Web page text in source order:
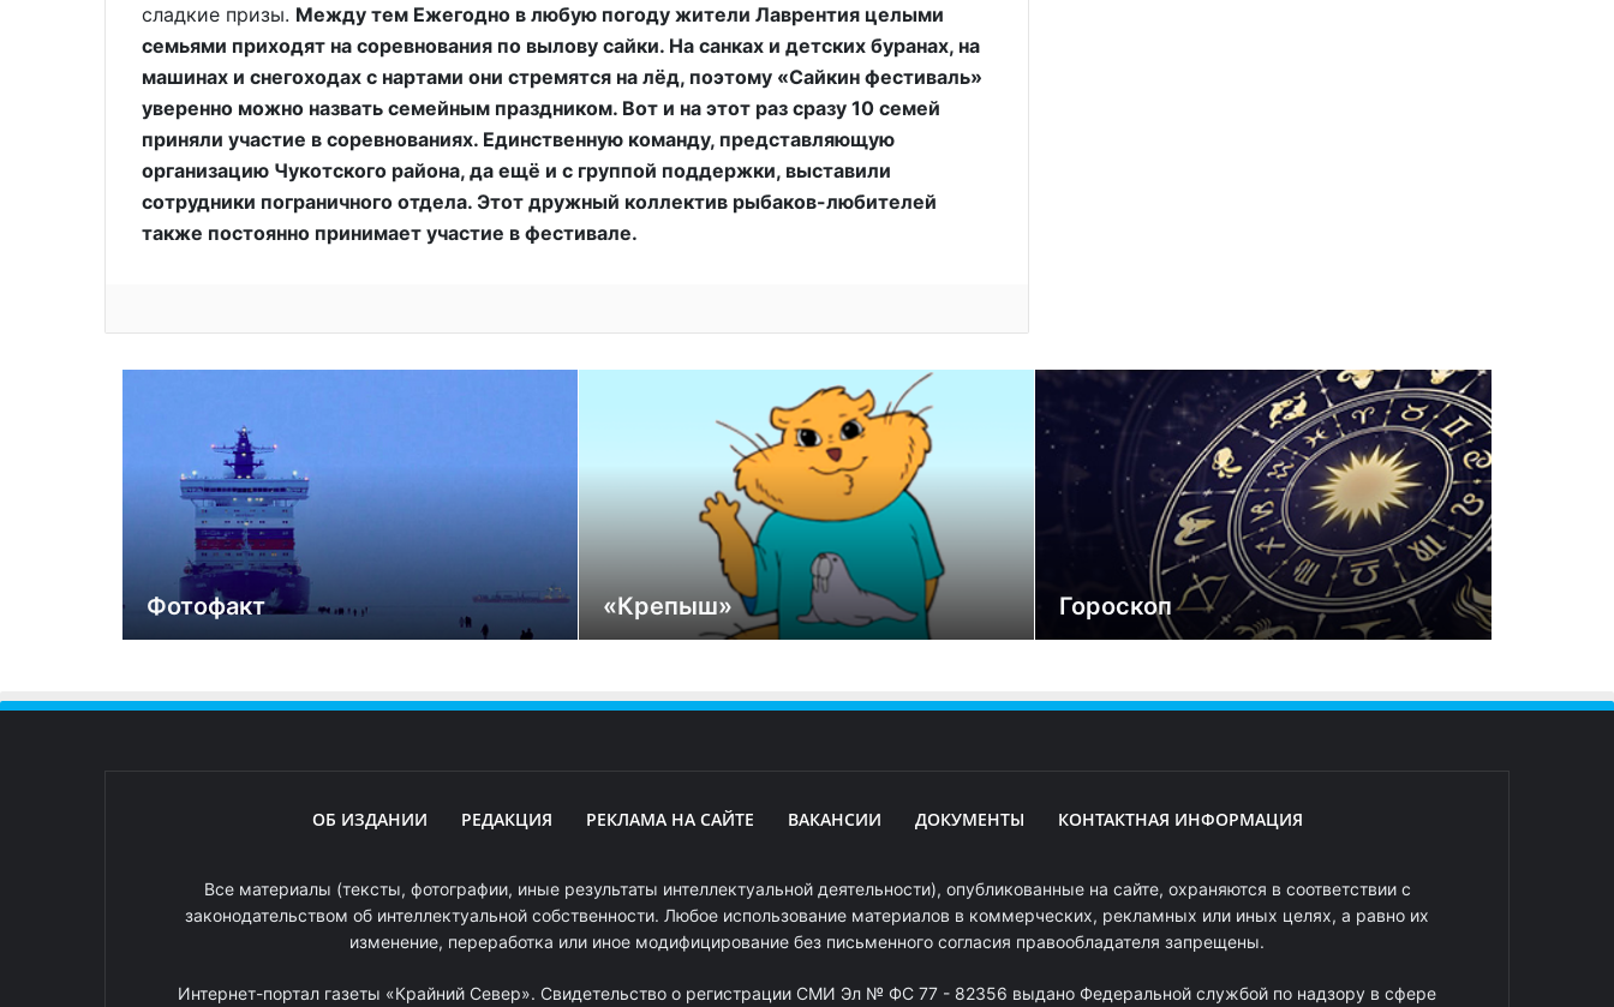
сладкие призы. Между тем Ежегодно в любую погоду жители Лаврентия целыми
семьями приходят на соревнования по вылову сайки. На санках и детских буранах, на
машинах и снегоходах с нартами они стремятся на лёд, поэтому «Сайкин фестиваль»
уверенно можно назвать семейным праздником. Вот и на этот раз сразу 10 семей
приняли участие в соревнованиях. Единственную команду, представляющую
организацию Чукотского района, да ещё и с группой поддержки, выставили
сотрудники пограничного отдела. Этот дружный коллектив рыбаков-любителей
также постоянно принимает участие в фестивале.
Фотофакт «Крепыш» Гороскоп
ОБ ИЗДАНИИ РЕДАКЦИЯ РЕКЛАМА НА САЙТЕ ВАКАНСИИ ДОКУМЕНТЫ КОНТАКТНАЯ ИНФОРМАЦИЯ
Все материалы (тексты, фотографии, иные результаты интеллектуальной деятельности), опубликованные на сайте, охраняются в соответствии с
законодательством об интеллектуальной собственности. Любое использование материалов в коммерческих, рекламных или иных целях, а равно их
изменение, переработка или иное модифицирование без письменного согласия правообладателя запрещены.
Интернет-портал газеты «Крайний Север». Свидетельство о регистрации СМИ Эл № ФС 77 - 82356 выдано Федеральной службой по надзору в сфере